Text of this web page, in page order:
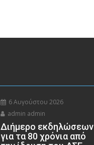
6 Αυγούστου 2026
admin admin
Διήμερο εκδηλώσεων
για τα 80 χρόνια από